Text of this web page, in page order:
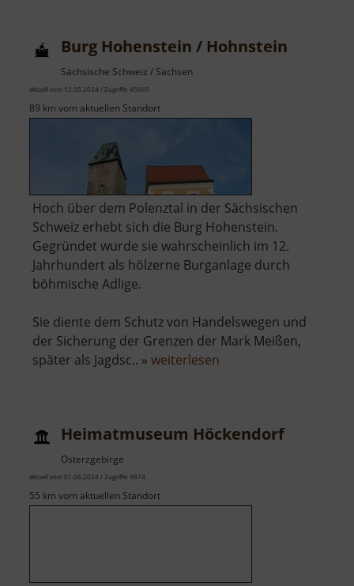
Burg Hohenstein / Hohnstein
Sächsische Schweiz / Sachsen
aktuell vom 12.05.2024 / Zugriffe: 45665
89 km vom aktuellen Standort
Hoch über dem Polenztal in der Sächsischen
Schweiz erhebt sich die Burg Hohenstein.
Gegründet wurde sie wahrscheinlich im 12.
Jahrhundert als hölzerne Burganlage durch
böhmische Adlige.
Sie diente dem Schutz von Handelswegen und
der Sicherung der Grenzen der Mark Meißen,
später als Jagdsc.. » weiterlesen
Hohnstein
Heimatmuseum Höckendorf
Osterzgebirge
aktuell vom 01.06.2024 / Zugriffe: 9874
55 km vom aktuellen Standort